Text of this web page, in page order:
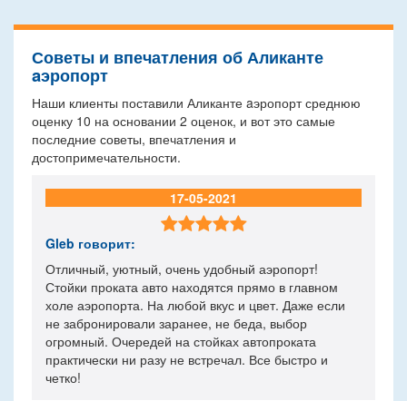
Советы и впечатления об Аликанте
aэропорт
Наши клиенты поставили Аликанте aэропорт среднюю
оценку 10 на основании 2 оценок, и вот это самые
последние советы, впечатления и
достопримечательности.
17-05-2021

Gleb говорит:
Отличный, уютный, очень удобный аэропорт!
Стойки проката авто находятся прямо в главном
холе аэропорта. На любой вкус и цвет. Даже если
не забронировали заранее, не беда, выбор
огромный. Очередей на стойках автопроката
практически ни разу не встречал. Все быстро и
четко!